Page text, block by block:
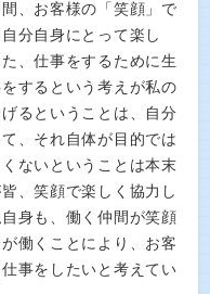
、お客様の「笑顔」で
分自身にとって楽し
、仕事をするために生
するという考えが私の
るということは、自分
、それ自体が目的では
ないということは本末
、笑顔で楽しく協力し
身も、働く仲間が笑顔
働くことにより、お客
事をしたいと考えてい